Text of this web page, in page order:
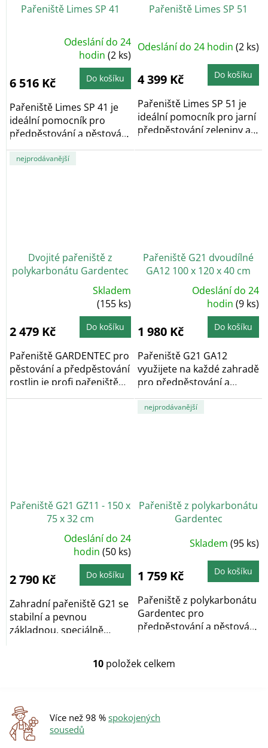
Pařeniště Limes SP 41
4,9
z
5
Odeslání do 24
hodin(2 ks)
6 516 Kč Do košíku
Pařeniště Limes SP 41 je
ideální pomocník pro
předpěstování a pěstování
rostlin a...
Pařeniště Limes SP 51
Odeslání do 24 hodin (2 ks)
4 399 Kč Do košíku
Pařeniště Limes SP 51 je
ideální pomocník pro jarní
předpěstování zeleniny a
nejprodávanější
Dvojité pařeniště z
polykarbonátu Gardentec
5,0
z
5
Skladem
(155 ks)
2 479 Kč Do košíku
Pařeniště GARDENTEC pro
pěstování a předpěstování
rostlin je profi pařeniště
z...
Pařeniště G21 dvoudílné
GA12 100 x 120 x 40 cm
4,6
z
5
Odeslání do 24
hodin(9 ks)
1 980 Kč Do košíku
Pařeniště G21 GA12
využijete na každé zahradě
pro předpěstování a
pěstování. Rozměr 100...
Pařeniště G21 GZ11 - 150 x
75 x 32 cm
4,8
z
5
Odeslání do 24
hodin(50 ks)
2 790 Kč Do košíku
Zahradní pařeniště G21 se
stabilní a pevnou
základnou, speciálně
nejprodávanější
Pařeniště z polykarbonátu
Gardentec
Průměrné
hodnocení
5,0
z
hvězdiček.
Skladem(95 ks)
1 759 Kč Do košíku
Pařeniště z polykarbonátu
Gardentec pro
předpěstování a pěstování
O
d
a
10 položek celkem
Více než 98 % spokojených
sousedů